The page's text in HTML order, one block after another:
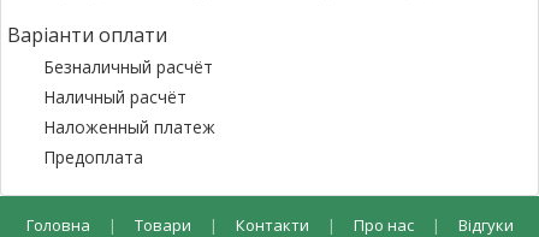
Варіанти оплати
Безналичный расчёт
Наличный расчёт
Наложенный платеж
Предоплата
Головна | Товари | Контакти | Про нас | Відгуки